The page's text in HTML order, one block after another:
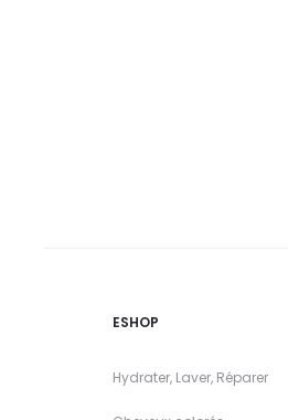
ESHOP
Hydrater, Laver, Réparer